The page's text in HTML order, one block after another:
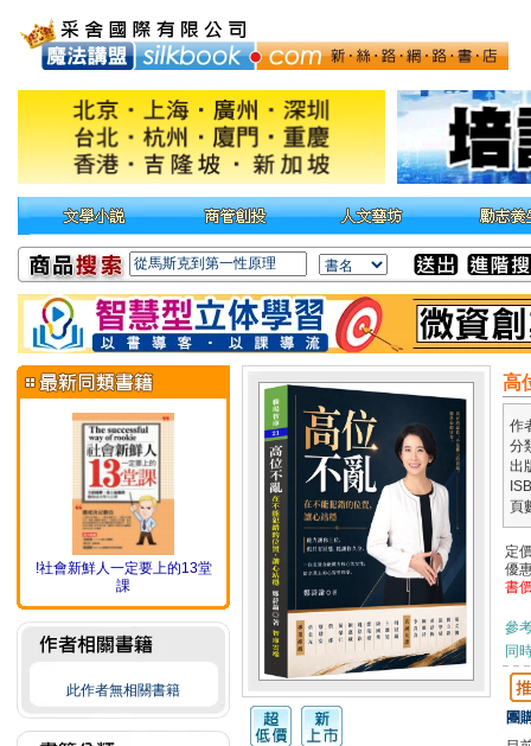
!社會新鮮人一定要上的13堂
課
此作者無相關書籍
高
作
分
出
頁
定
優
書
參
同
團